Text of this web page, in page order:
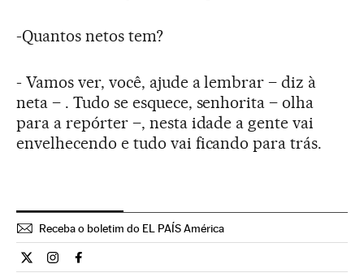
-Quantos netos tem?
- Vamos ver, você, ajude a lembrar – diz à
neta – . Tudo se esquece, senhorita – olha
para a repórter –, nesta idade a gente vai
envelhecendo e tudo vai ficando para trás.
Receba o boletim do EL PAÍS América
Internacional El País Brasil en Twitter
Internacional El País Brasil en Instagram
Internacional El País Brasil en Facebook